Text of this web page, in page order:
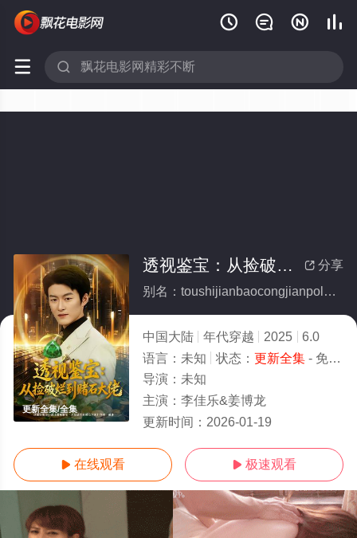
   
 
更新全集/全集
 分享
透视鉴宝：从捡破烂到赌石大佬(全集)
别名：toushijianbaocongjianpolandaodushidalao
中国大陆 年代穿越 2025
6.0
语言： 未知 状态： 更新全集- 免费在线观看
导演： 未知
主演： 李佳乐&姜博龙
更新时间： 2026-01-19
 在线观看  极速观看